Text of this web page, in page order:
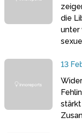
die
unter
13